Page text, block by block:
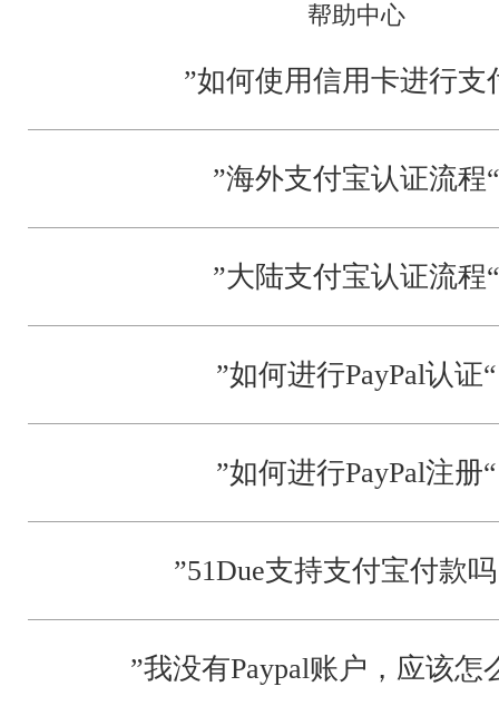
帮助中心
”如何使用信用卡进行支
”海外支付宝认证流程“
”大陆支付宝认证流程“
”如何进行PayPal认证“
”如何进行PayPal注册“
”51Due支持支付宝付款
”我没有Paypal账户，应该怎